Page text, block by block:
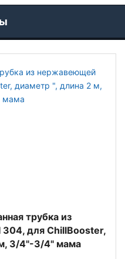
трубка из
для ChillBooster,
3/4"-3/4" мама